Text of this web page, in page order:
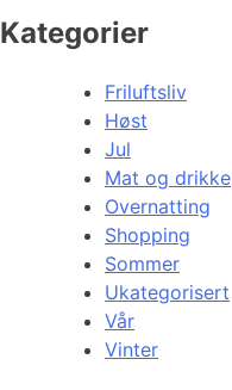
Kategorier
Friluftsliv
Høst
Jul
Mat og drikke
Overnatting
Shopping
Sommer
Ukategorisert
Vår
Vinter